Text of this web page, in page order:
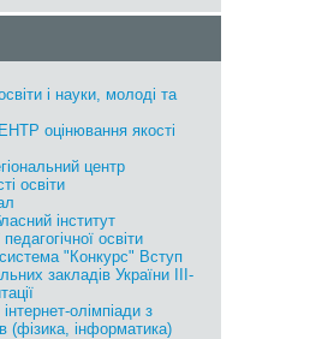
і науки, молоді та
оцінювання якості
центр
освіти
інститут
освіти
"Конкурс" Вступ
закладів України III-
інтернет-олімпіади з
(фізика, інформатика)